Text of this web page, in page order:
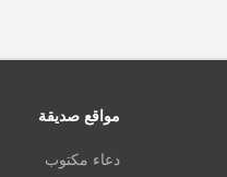
مواقع صديقة
دعاء مكتوب